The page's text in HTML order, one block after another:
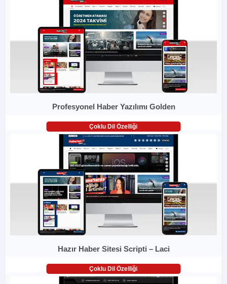
Profesyonel Haber Yazılımı Golden
Çoklu Dil Özelliği
Hazır Haber Sitesi Scripti – Laci
Çoklu Dil Özelliği